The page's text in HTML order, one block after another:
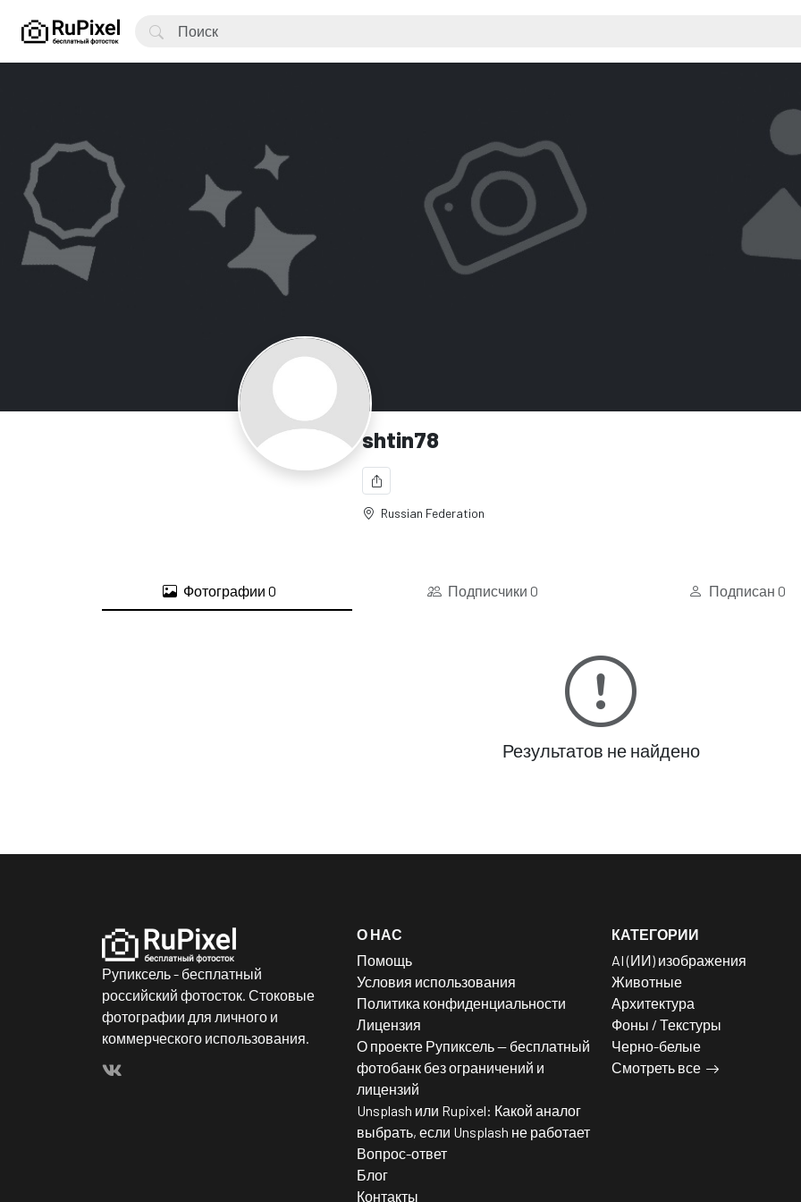
shtin78
Russian Federation
Фотографии0 Подписчики 0 Подписан0
Результатов не найдено
Рупиксель - бесплатный
российский фотосток. Стоковые
фотографии для личного и
коммерческого использования.
О НАС
Помощь
Условия использования
Политика конфиденциальности
Лицензия
О проекте Рупиксель — бесплатный
фотобанк без ограничений и
лицензий
Unsplash или Rupixel: Какой аналог
выбрать, если Unsplash не работает
Вопрос-ответ
Блог
Контакты
КАТЕГОРИИ
AI (ИИ) изображения
Животные
Архитектура
Фоны / Текстуры
Черно-белые
Смотреть все